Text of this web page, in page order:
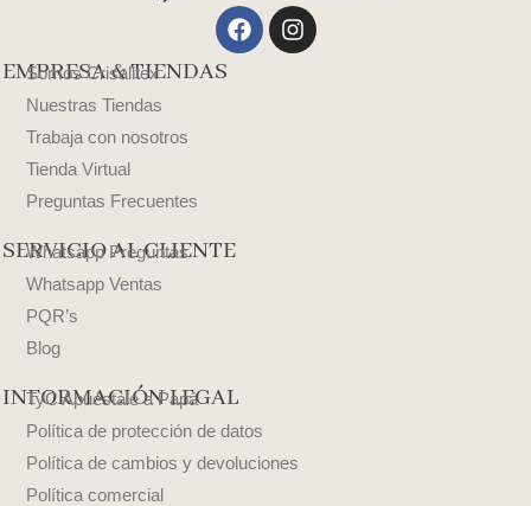
FacebookInstagram
EMPRESA & TIENDAS
Somos Crisalltex
Nuestras Tiendas
Trabaja con nosotros
Tienda Virtual
Preguntas Frecuentes
SERVICIO AL CLIENTE
Whatsapp Preguntas
Whatsapp Ventas
PQR’s
Blog
INFORMACIÓN LEGAL
TyC Apuéstale a Papá
Política de protección de datos
Política de cambios y devoluciones
Política comercial